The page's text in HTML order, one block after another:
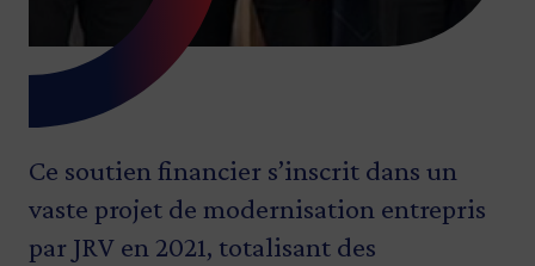
Ce soutien financier s’inscrit dans un
vaste projet de modernisation entrepris
par JRV en 2021, totalisant des